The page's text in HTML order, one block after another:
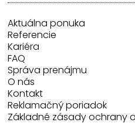
Aktuálna ponuka
Referencie
Kariéra
FAQ
Správa prenájmu
O nás
Kontakt
Reklamačný poriadok
Základné zásady ochrany